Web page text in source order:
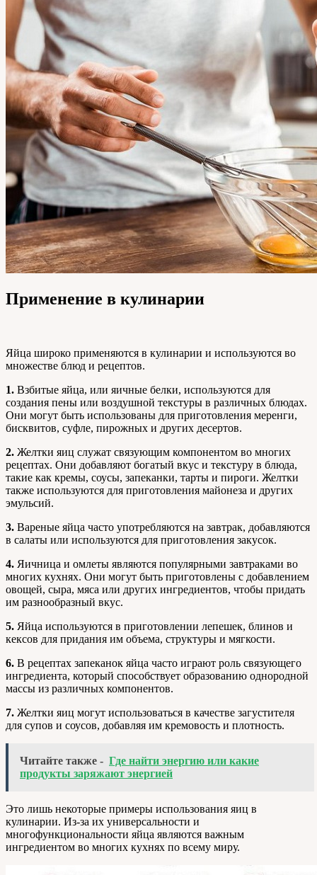
Применение в кулинарии
Яйца широко применяются в кулинарии и используются во
множестве блюд и рецептов.
1. Взбитые яйца, или яичные белки, используются для
создания пены или воздушной текстуры в различных блюдах.
Они могут быть использованы для приготовления меренги,
бисквитов, суфле, пирожных и других десертов.
2. Желтки яиц служат связующим компонентом во многих
рецептах. Они добавляют богатый вкус и текстуру в блюда,
такие как кремы, соусы, запеканки, тарты и пироги. Желтки
также используются для приготовления майонеза и других
эмульсий.
3. Вареные яйца часто употребляются на завтрак, добавляются
в салаты или используются для приготовления закусок.
4. Яичница и омлеты являются популярными завтраками во
многих кухнях. Они могут быть приготовлены с добавлением
овощей, сыра, мяса или других ингредиентов, чтобы придать
им разнообразный вкус.
5. Яйца используются в приготовлении лепешек, блинов и
кексов для придания им объема, структуры и мягкости.
6. В рецептах запеканок яйца часто играют роль связующего
ингредиента, который способствует образованию однородной
массы из различных компонентов.
7. Желтки яиц могут использоваться в качестве загустителя
для супов и соусов, добавляя им кремовость и плотность.
Читайте также - Где найти энергию или какие
продукты заряжают энергией
Это лишь некоторые примеры использования яиц в
кулинарии. Из-за их универсальности и
многофункциональности яйца являются важным
ингредиентом во многих кухнях по всему миру.